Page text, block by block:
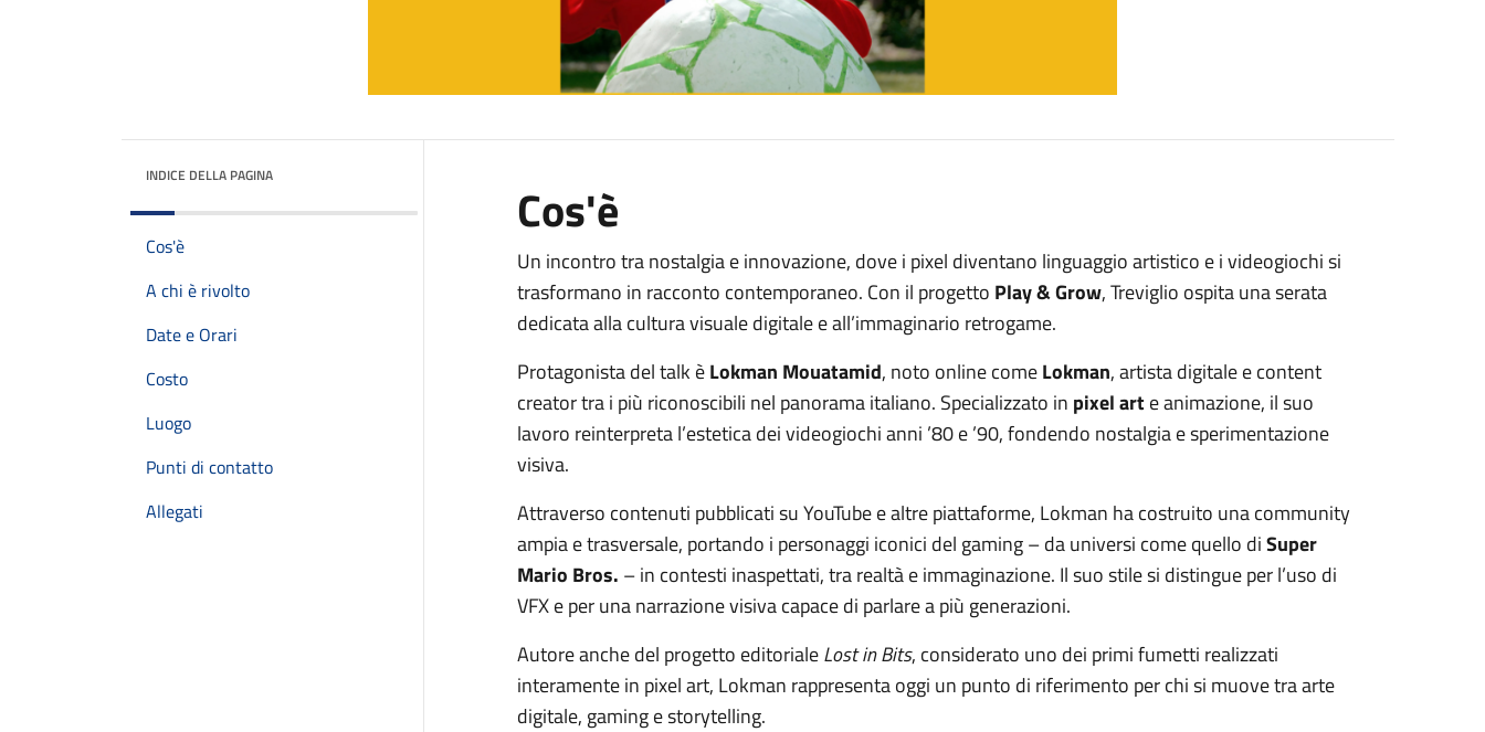
INDICE DELLA PAGINA
Cos'è
A chi è rivolto
Date e Orari
Costo
Luogo
Punti di contatto
Allegati
Cos'è
Un incontro tra nostalgia e innovazione, dove i pixel diventano linguaggio artistico e i videogiochi si
trasformano in racconto contemporaneo. Con il progetto Play & Grow, Treviglio ospita una serata
dedicata alla cultura visuale digitale e all’immaginario retrogame.
Protagonista del talk èLokman Mouatamid, noto online comeLokman, artista digitale e content
creator tra i più riconoscibili nel panorama italiano. Specializzato in pixel arte animazione, il suo
lavoro reinterpreta l’estetica dei videogiochi anni ’80 e ’90, fondendo nostalgia e sperimentazione
visiva.
Attraverso contenuti pubblicati su YouTube e altre piattaforme, Lokman ha costruito una community
ampia e trasversale, portando i personaggi iconici del gaming – da universi come quello diSuper
Mario Bros. – in contesti inaspettati, tra realtà e immaginazione. Il suo stile si distingue per l’uso di
VFX e per una narrazione visiva capace di parlare a più generazioni.
Autore anche del progetto editorialeLost in Bits, considerato uno dei primi fumetti realizzati
interamente in pixel art, Lokman rappresenta oggi un punto di riferimento per chi si muove tra arte
digitale, gaming e storytelling.